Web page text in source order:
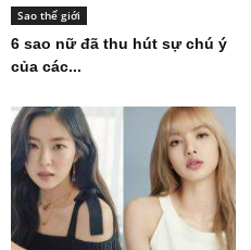
Sao thế giới
6 sao nữ đã thu hút sự chú ý
của các...